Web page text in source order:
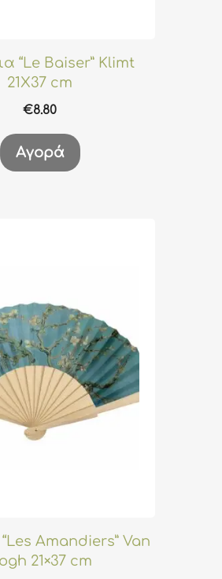
“Le Baiser” Klimt
21X37 cm
€8.80
Αγορά
Amandiers” Van
21×37 cm